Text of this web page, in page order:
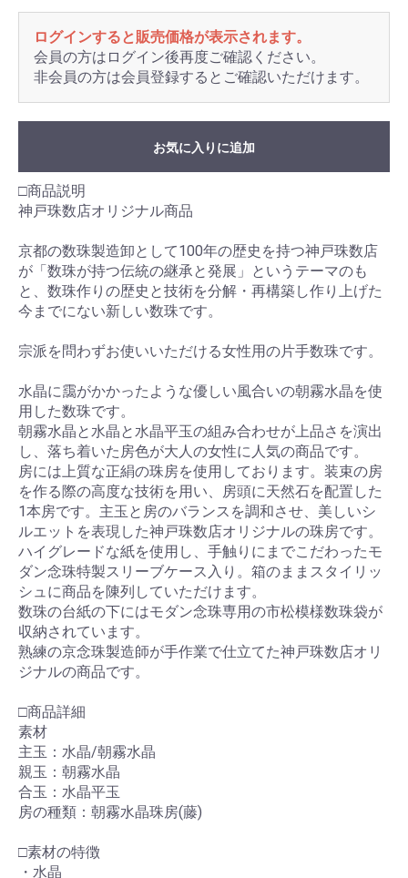
ログインすると販売価格が表示されます。
会員の方はログイン後再度ご確認ください。
非会員の方は会員登録するとご確認いただけます。
お気に入りに追加
□商品説明
神戸珠数店オリジナル商品
京都の数珠製造卸として100年の歴史を持つ神戸珠数店
が「数珠が持つ伝統の継承と発展」というテーマのも
と、数珠作りの歴史と技術を分解・再構築し作り上げた
今までにない新しい数珠です。
宗派を問わずお使いいただける女性用の片手数珠です。
水晶に靄がかかったような優しい風合いの朝霧水晶を使
用した数珠です。
朝霧水晶と水晶と水晶平玉の組み合わせが上品さを演出
し、落ち着いた房色が大人の女性に人気の商品です。
房には上質な正絹の珠房を使用しております。装束の房
を作る際の高度な技術を用い、房頭に天然石を配置した
1本房です。主玉と房のバランスを調和させ、美しいシ
ルエットを表現した神戸珠数店オリジナルの珠房です。
ハイグレードな紙を使用し、手触りにまでこだわったモ
ダン念珠特製スリーブケース入り。箱のままスタイリッ
シュに商品を陳列していただけます。
数珠の台紙の下にはモダン念珠専用の市松模様数珠袋が
収納されています。
熟練の京念珠製造師が手作業で仕立てた神戸珠数店オリ
ジナルの商品です。
□商品詳細
素材
主玉：水晶/朝霧水晶
親玉：朝霧水晶
合玉：水晶平玉
房の種類：朝霧水晶珠房(藤)
□素材の特徴
・水晶